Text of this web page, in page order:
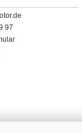
97